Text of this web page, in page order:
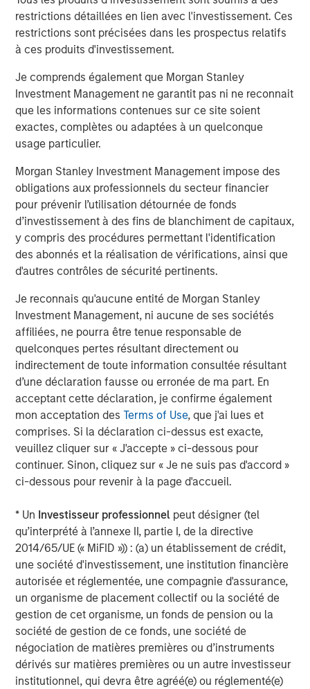
restrictions détaillées en lien avec l'investissement. Ces
restrictions sont précisées dans les prospectus relatifs
à ces produits d'investissement.
Je comprends également que Morgan Stanley
Investment Management ne garantit pas ni ne reconnait
que les informations contenues sur ce site soient
exactes, complètes ou adaptées à un quelconque
usage particulier.
Morgan Stanley Investment Management impose des
obligations aux professionnels du secteur financier
pour prévenir l’utilisation détournée de fonds
d’investissement à des fins de blanchiment de capitaux,
y compris des procédures permettant l'identification
des abonnés et la réalisation de vérifications, ainsi que
d'autres contrôles de sécurité pertinents.
Je reconnais qu'aucune entité de Morgan Stanley
Investment Management, ni aucune de ses sociétés
affiliées, ne pourra être tenue responsable de
quelconques pertes résultant directement ou
indirectement de toute information consultée résultant
d’une déclaration fausse ou erronée de ma part. En
acceptant cette déclaration, je confirme également
mon acceptation desTerms of Use, que j'ai lues et
comprises. Si la déclaration ci-dessus est exacte,
veuillez cliquer sur « J'accepte » ci-dessous pour
continuer. Sinon, cliquez sur « Je ne suis pas d'accord »
ci-dessous pour revenir à la page d'accueil.
* Un Investisseur professionnel peut désigner (tel
qu’interprété à l’annexe II, partie I, de la directive
2014/65/UE (« MiFID »)) : (a) un établissement de crédit,
une société d'investissement, une institution financière
autorisée et réglementée, une compagnie d'assurance,
un organisme de placement collectif ou la société de
gestion de cet organisme, un fonds de pension ou la
société de gestion de ce fonds, une société de
négociation de matières premières ou d’instruments
dérivés sur matières premières ou un autre investisseur
institutionnel, qui devra être agréé(e) ou réglementé(e)
market position is very promising. We are excited to
partner with Samanage and support their continued
success.”
About Morgan Stanley Expansion Capital
Morgan Stanley Expansion Capital is the growth-focused
private investment platform within Morgan Stanley
Investment Management. Morgan Stanley Expansion
Capital targets growth equity and credit investments
within technology, healthcare, consumer, digital media
and other high growth sectors. For over three decades,
Morgan Stanley Expansion Capital has successfully
pursued growth investment opportunities and has
completed investments in over 190 companies
leveraging the global brand and network of Morgan
Stanley. For further information about Morgan Stanley
visitwww.morganstanley.com/im/expansioncapital
About Samanage
Samanage, the service success company, is the most
reviewed and highest rated IT service desk solution. We
are redefining employee service experiences by
empowering organizations to maximize the potential from
their most important asset – their people. Samanage’s
cloud-based employee service management platform is
smart, easy to use, and inspires companies ranging from
startups to global market leaders to simplify complex
tasks and automate services across their entire
the world in a variety of vertical markets, our software
can be tailored to meet specific service needs. To learn
more about Samanage, please visitwww.samanage.com
or call 1-888-250-8971.
Morgan Stanley Expansion Capital
Morgan Stanley Expansion Capital specializes in equity
and credit investments in late-stage private companies
that operate in the technology, healthcare, consumer,
digital media and other high-growth sectors.